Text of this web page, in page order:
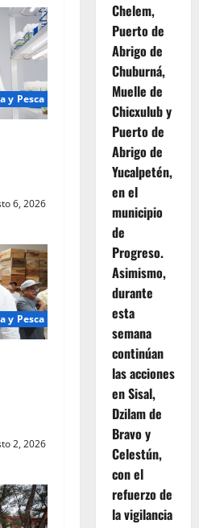
y Pesca
6, 2026
y Pesca
2, 2026
Chelem,
Puerto de
Abrigo de
Chuburná,
Muelle de
Chicxulub y
Puerto de
Abrigo de
Yucalpetén,
en el
municipio
de
Progreso.
Asimismo,
durante
esta
semana
continúan
las acciones
en Sisal,
Dzilam de
Bravo y
Celestún,
con el
refuerzo de
la vigilancia